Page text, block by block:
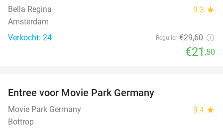
Bella Regina 9.3 star
Amsterdam
Verkocht: 24
Regulier €29,60
€21 ,50
Entree voor Movie Park Germany
Movie Park Germany 9.4 star
Bottrop